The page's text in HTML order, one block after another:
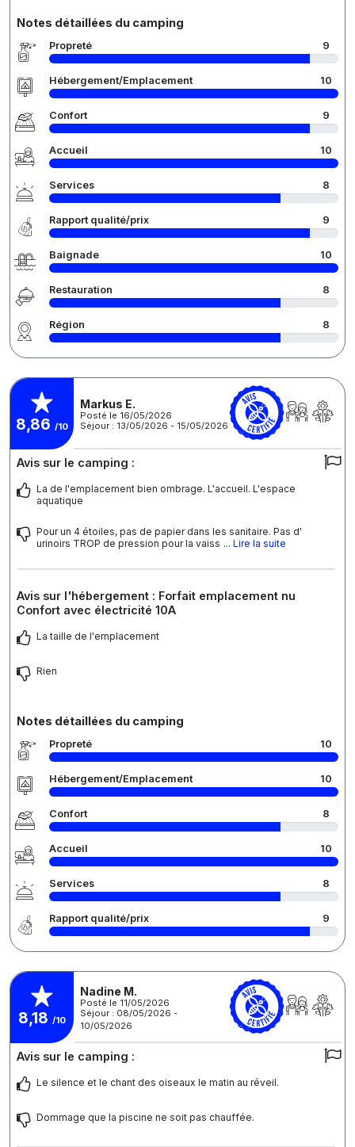
Notes détaillées du camping
Propreté 9
Hébergement/Emplacement 10
Confort 9
Accueil 10
Services 8
Rapport qualité/prix 9
Baignade 10
Restauration 8
Région 8
8,86 /10
Markus E.
Posté le 16/05/2026
Séjour : 13/05/2026 - 15/05/2026
Avis sur le camping :
La de l'emplacement bien ombrage. L'accueil. L'espace
aquatique
Pour un 4 étoiles, pas de papier dans les sanitaire. Pas d'
urinoirs TROP de pression pour la vaiss ... Lire la suite
Avis sur l'hébergement : Forfait emplacement nu
Confort avec électricité 10A
La taille de l'emplacement
Rien
Notes détaillées du camping
Propreté 10
Hébergement/Emplacement 10
Confort 8
Accueil 10
Services 8
Rapport qualité/prix 9
8,18 /10
Nadine M.
Posté le 11/05/2026
Séjour : 08/05/2026 -
10/05/2026
Avis sur le camping :
Le silence et le chant des oiseaux le matin au réveil.
Dommage que la piscine ne soit pas chauffée.